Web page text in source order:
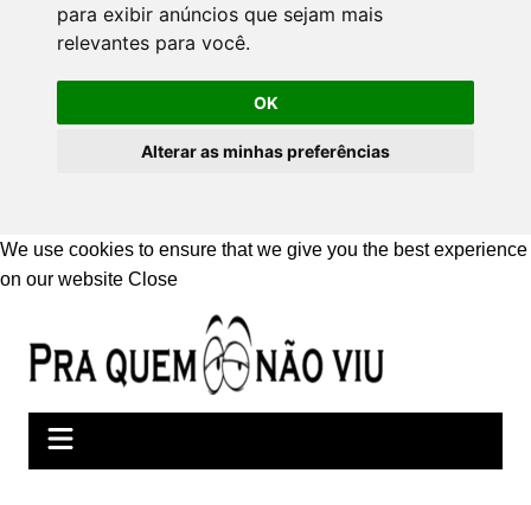
para exibir anúncios que sejam mais
relevantes para você.
OK
Alterar as minhas preferências
We use cookies to ensure that we give you the best experience
on our website Close